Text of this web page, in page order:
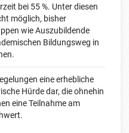
bei 55 %. Unter diesen
möglich, bisher
wie Auszubildende
Bildungsweg in
eine erhebliche
Hürde dar, die ohnehin
eine Teilnahme am